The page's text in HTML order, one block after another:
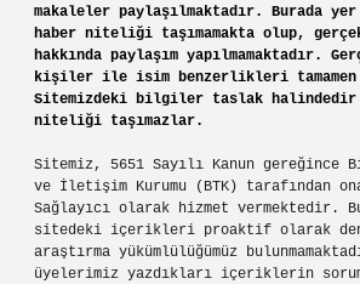
makaleler paylaşılmaktadır. Burada
haber niteliği taşımamakta olup,
hakkında paylaşım yapılmamaktadır.
kişiler ile isim benzerlikleri
Sitemizdeki bilgiler taslak halindedir
niteliği taşımazlar.
Sitemiz, 5651 Sayılı Kanun
ve İletişim Kurumu (BTK) tarafından
Sağlayıcı olarak hizmet vermektedir.
sitedeki içerikleri proaktif olarak
araştırma yükümlülüğümüz
üyelerimiz yazdıkları içeriklerin